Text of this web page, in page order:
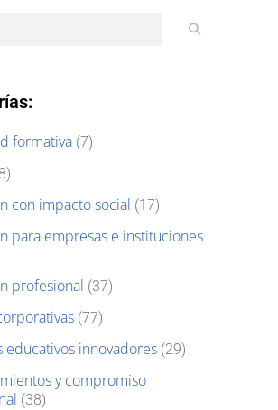
formativa (7)
con impacto social (17)
para empresas e instituciones
profesional (37)
(77)
educativos innovadores (29)
y compromiso
(38)